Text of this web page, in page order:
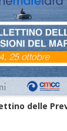
delle